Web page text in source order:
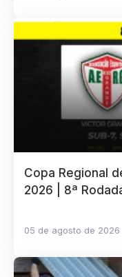
Copa Regional
2026 | 8ª
05 de agosto de 2026